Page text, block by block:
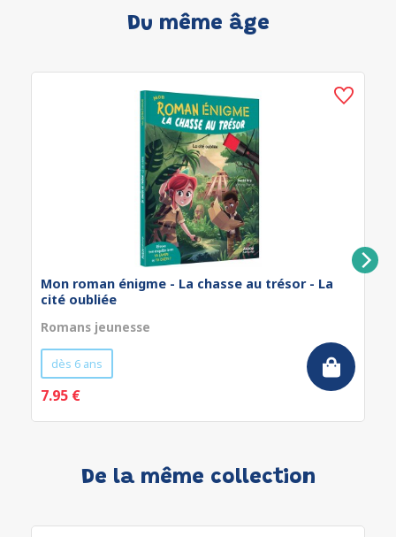
Du même âge
Mon roman énigme - La chasse au trésor - La
cité oubliée
Romans jeunesse
dès 6 ans
7.95 €
De la même collection